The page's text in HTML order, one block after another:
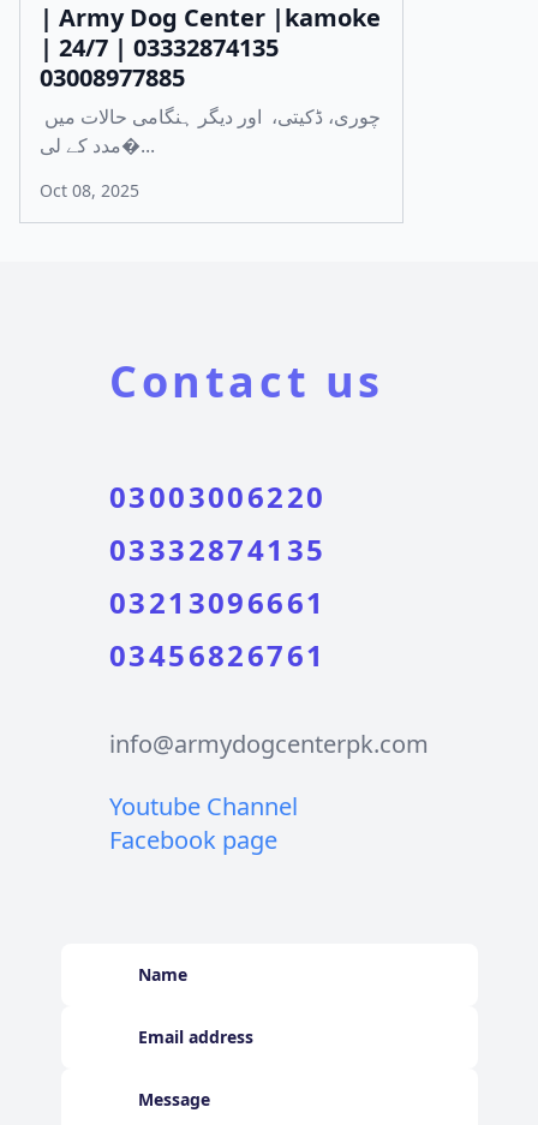
| Army Dog Center |kamoke
| 24/7 | 03332874135
03008977885
مدد کے لی�...
Oct 08, 2025
Contact us
03003006220
03332874135
03213096661
03456826761
info@armydogcenterpk.com
Youtube Channel
Facebook page